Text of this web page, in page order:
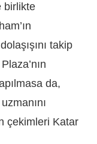
birlikte
takip
da,
çekimleri Katar